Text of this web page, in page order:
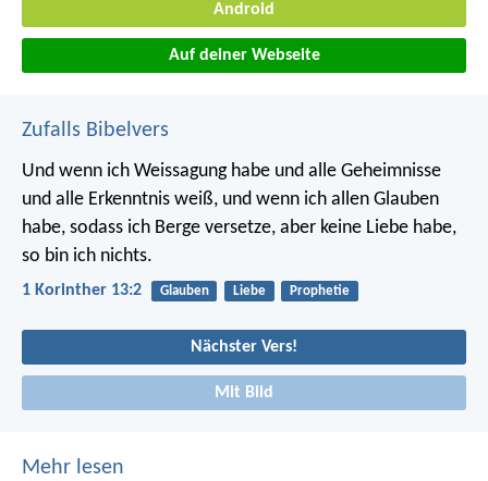
Android
Auf deiner Webseite
Zufalls Bibelvers
Und wenn ich Weissagung habe und alle Geheimnisse
und alle Erkenntnis weiß, und wenn ich allen Glauben
habe, sodass ich Berge versetze, aber keine Liebe habe,
so bin ich nichts.
1 Korinther 13:2 Glauben Liebe Prophetie
Nächster Vers!
Mit Bild
Mehr lesen